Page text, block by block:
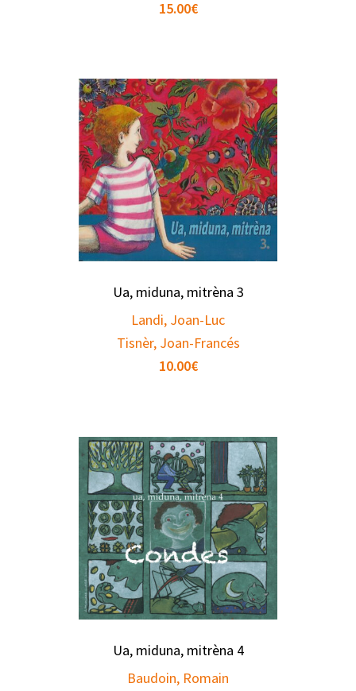
15.00€
Ua, miduna, mitrèna 3
Landi, Joan-Luc
Tisnèr, Joan-Francés
10.00€
Ua, miduna, mitrèna 4
Baudoin, Romain